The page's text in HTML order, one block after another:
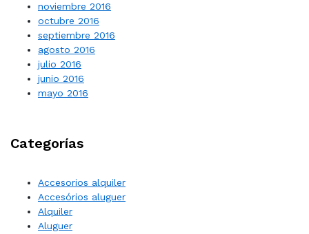
noviembre 2016
octubre 2016
septiembre 2016
agosto 2016
julio 2016
junio 2016
mayo 2016
Categorías
Accesorios alquiler
Accesórios aluguer
Alquiler
Aluguer